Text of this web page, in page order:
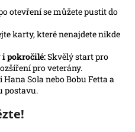
otevření se můžete pustit do
karty, které nenajdete nikde
pokročilé:Skvělý start pro
pro veterány.
Hana Sola nebo Bobu Fetta a
postavu.